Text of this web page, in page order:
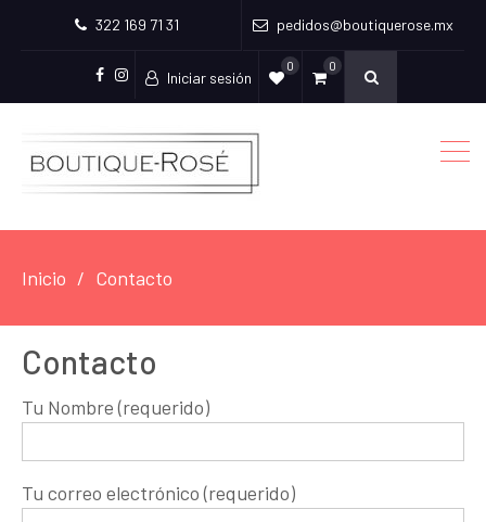
322 169 71 31 pedidos@boutiquerose.mx
Facebook
Instagram
Iniciar sesión
0 0
Inicio Contacto
Contacto
Tu Nombre (requerido)
Tu correo electrónico (requerido)